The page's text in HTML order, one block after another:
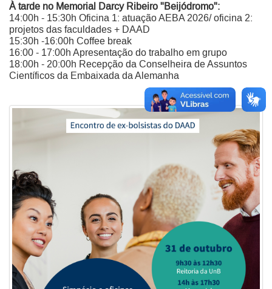
À tarde no Memorial Darcy Ribeiro "Beijódromo":
14:00h - 15:30h Oficina 1: atuação AEBA 2026/ oficina 2:
projetos das faculdades + DAAD
15:30h -16:00h Coffee break
16:00 - 17:00h Apresentação do trabalho em grupo
18:00h - 20:00h Recepção da Conselheira de Assuntos
Científicos da Embaixada da Alemanha